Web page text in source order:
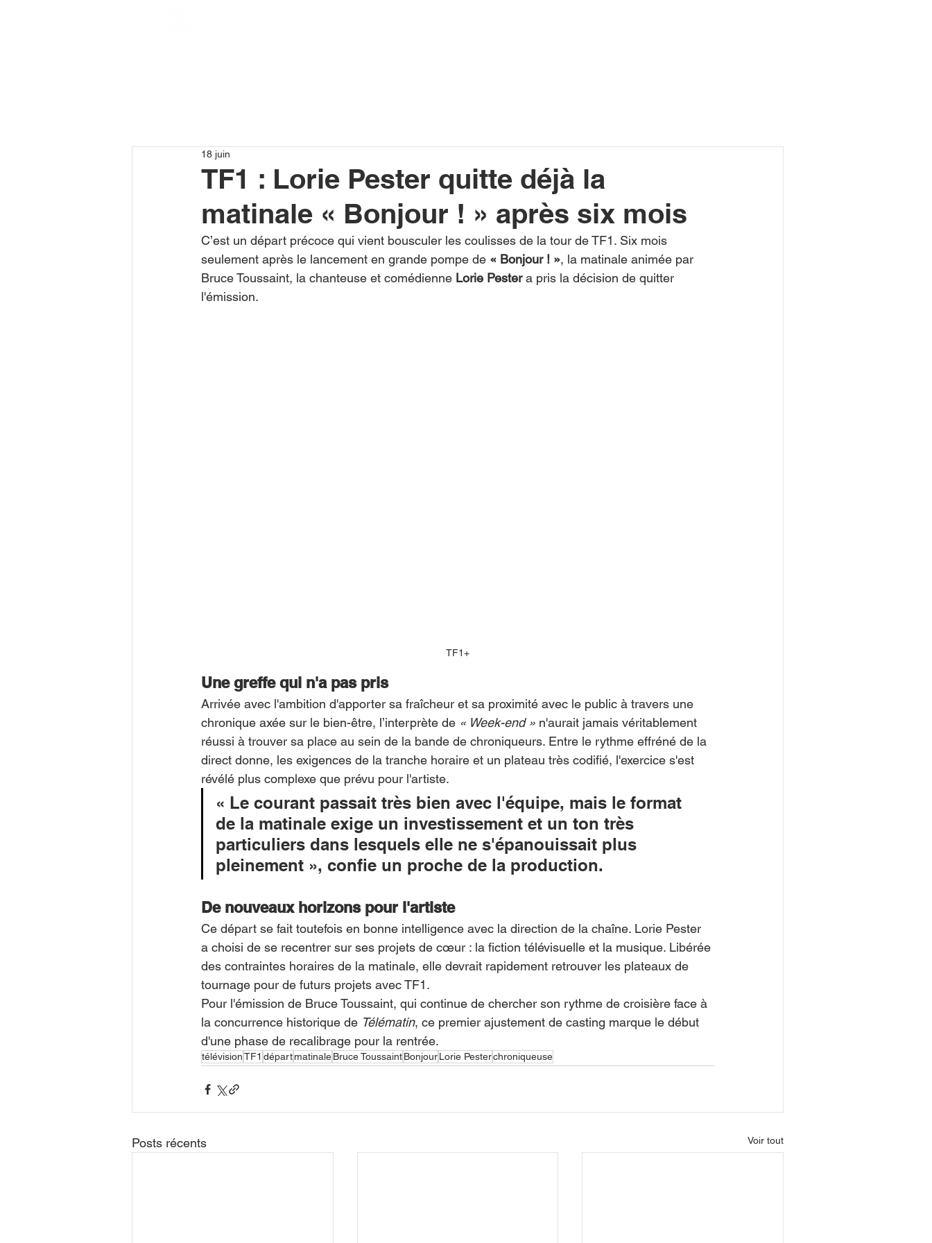
TF1 : Lorie Pester quitte déjà la
matinale « Bonjour ! » après six mois
18 juin
C’est un départ précoce qui vient bousculer les coulisses de la tour de TF1. Six mois
seulement après le lancement en grande pompe de « Bonjour ! », la matinale animée par
Bruce Toussaint, la chanteuse et comédienne Lorie Pester a pris la décision de quitter
l'émission.
TF1+
Une greffe qui n'a pas pris
Arrivée avec l'ambition d'apporter sa fraîcheur et sa proximité avec le public à travers une
chronique axée sur le bien-être, l’interprète de « Week-end » n'aurait jamais véritablement
réussi à trouver sa place au sein de la bande de chroniqueurs. Entre le rythme effréné de la
direct donne, les exigences de la tranche horaire et un plateau très codifié, l'exercice s'est
révélé plus complexe que prévu pour l'artiste.
« Le courant passait très bien avec l'équipe, mais le format
de la matinale exige un investissement et un ton très
particuliers dans lesquels elle ne s'épanouissait plus
pleinement », confie un proche de la production.
De nouveaux horizons pour l'artiste
Ce départ se fait toutefois en bonne intelligence avec la direction de la chaîne. Lorie Pester
a choisi de se recentrer sur ses projets de cœur : la fiction télévisuelle et la musique. Libérée
des contraintes horaires de la matinale, elle devrait rapidement retrouver les plateaux de
tournage pour de futurs projets avec TF1.
Pour l'émission de Bruce Toussaint, qui continue de chercher son rythme de croisière face à
la concurrence historique de Télématin, ce premier ajustement de casting marque le début
d'une phase de recalibrage pour la rentrée.
télévisionTF1 départmatinaleBruce ToussaintBonjourLorie Pesterchroniqueuse
Posts récents Voir tout